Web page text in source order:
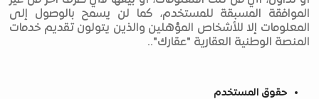
الموافقة المسبقة للمستخدم، كما لن يسمح بالوصول إلى
المعلومات إلا للأشخاص المؤهلين والذين يتولون تقديم خدمات
المنصة الوطنية العقارية "عقارك"..
حقوق المستخدم